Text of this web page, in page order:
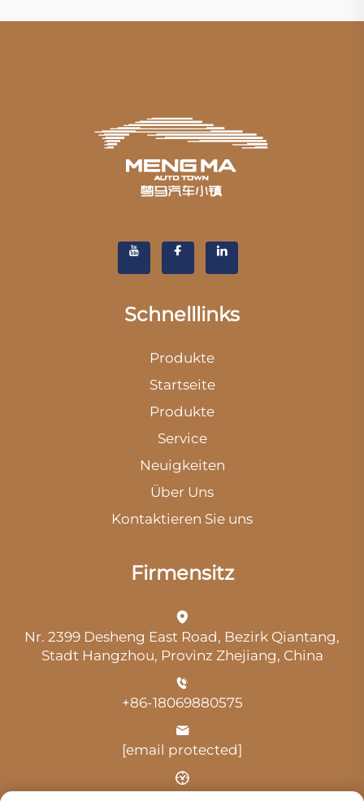
Schnelllinks
Produkte
Startseite
Produkte
Service
Neuigkeiten
Über Uns
Kontaktieren Sie uns
Firmensitz
Nr. 2399 Desheng East Road, Bezirk Qiantang,
Stadt Hangzhou, Provinz Zhejiang, China
+86-18069880575
[email protected]
Uhrzeit: 9:00 Uhr-18:00 Uhr